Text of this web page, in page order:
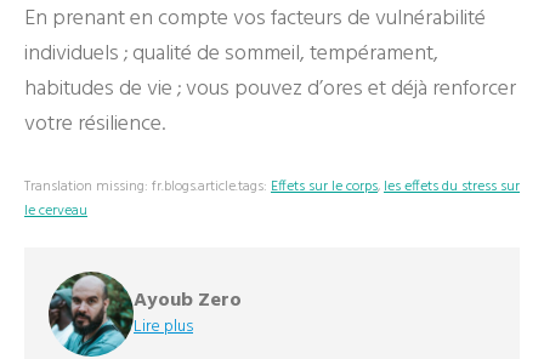
En prenant en compte vos facteurs de vulnérabilité
individuels ; qualité de sommeil, tempérament,
habitudes de vie ; vous pouvez d’ores et déjà renforcer
votre résilience.
Translation missing: fr.blogs.article.tags: Effets sur le corps,les effets du stress sur
le cerveau
Ayoub Zero
Lire plus